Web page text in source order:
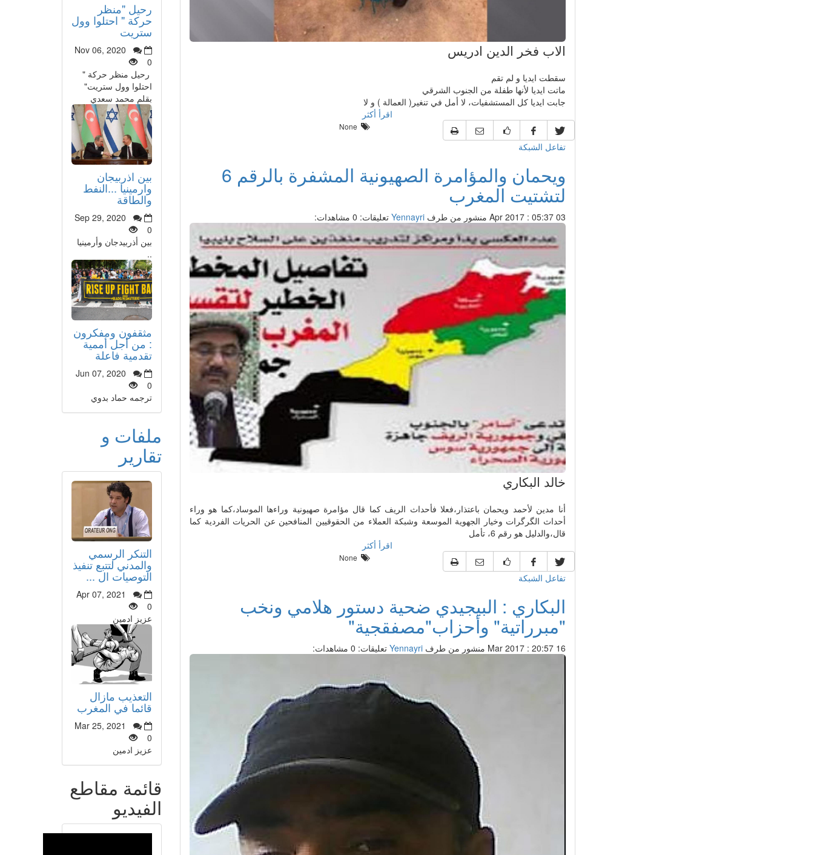
رحيل "منظر
حركة " احتلوا وول
ستريت
Nov 06, 2020
0
رحيل منظر حركة "
احتلوا وول ستريت"
بقلم محمد سعدي
بين اذربيجان
وارمينيا ...النفط
والطاقة
Sep 29, 2020
0
بين أذربيدجان وأرمينيا
..
مثقفون ومفكرون
: من أجل أممية
تقدمية فاعلة
Jun 07, 2020
0
ترجمه حماد بدوي
ملفات و
تقارير
التنكر الرسمي
والمدني لتتبع تنفيذ
التوصيات ال ...
Apr 07, 2021
0
عزيز ادمين
التعذيب مازال
قائما في المغرب
Mar 25, 2021
0
عزيز ادمين
قائمة مقاطع
الفيديو
الاب فخر الدين ادريس
سقطت ايديا و لم تقم
ماتت ايديا لأنها طفلة من الجنوب الشرقي
جابت ايديا كل المستشفيات، لا أمل في تنغير( العمالة ) و لا
اقرأ أكثر
None
تفاعل الشبكة
ويحمان والمؤامرة الصهيونية المشفرة بالرقم 6
لتشتيت المغرب
03 Apr 2017 : 05:37 منشور من طرفYennayri تعليقات: 0 مشاهدات:
خالد البكاري
أنا مدين لأحمد ويحمان باعتذار،فعلا فأحداث الريف كما قال مؤامرة صهيونية وراءها الموساد،كما هو وراء
أحداث الگرگرات وخيار الجهوية الموسعة وشبكة العملاء من الحقوقيين المنافحين عن الحريات الفردية كما
قال،والدليل هو رقم 6، تأمل
اقرأ أكثر
None
تفاعل الشبكة
البكاري : البيجيدي ضحية دستور هلامي ونخب
"مبرراتية" وأحزاب"مصفقجية"
16 Mar 2017 : 20:57 منشور من طرفYennayri تعليقات: 0 مشاهدات: